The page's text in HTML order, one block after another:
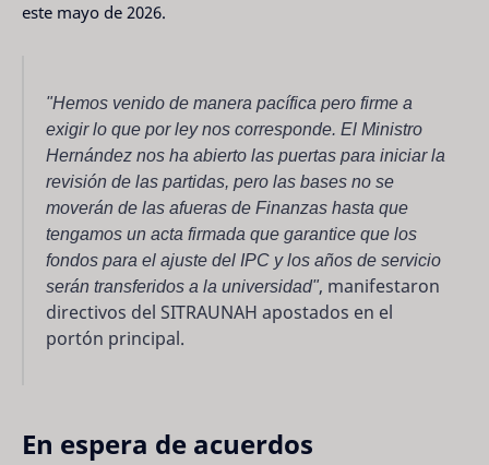
este mayo de 2026.
"Hemos venido de manera pacífica pero firme a
exigir lo que por ley nos corresponde. El Ministro
Hernández nos ha abierto las puertas para iniciar la
revisión de las partidas, pero las bases no se
moverán de las afueras de Finanzas hasta que
tengamos un acta firmada que garantice que los
fondos para el ajuste del IPC y los años de servicio
serán transferidos a la universidad", manifestaron
directivos del SITRAUNAH apostados en el
portón principal.
En espera de acuerdos